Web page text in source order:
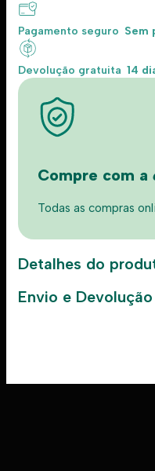
Pagamento seguro Sem
Devolução gratuita 14
Compre com a
Todas as compras
Detalhes do
Envio e Devolução